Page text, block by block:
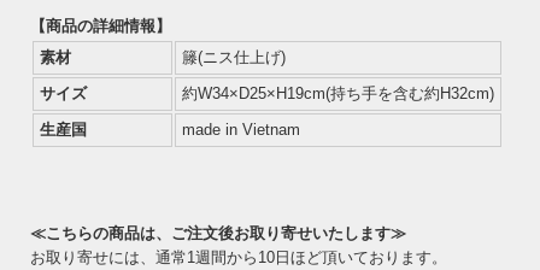
【商品の詳細情報】
素材
籐(ニス仕上げ)
サイズ
約W34×D25×H19cm(持ち手を含む約H32cm)
生産国
made in Vietnam
≪こちらの商品は、ご注文後お取り寄せいたします≫
お取り寄せには、通常1週間から10日ほど頂いております。